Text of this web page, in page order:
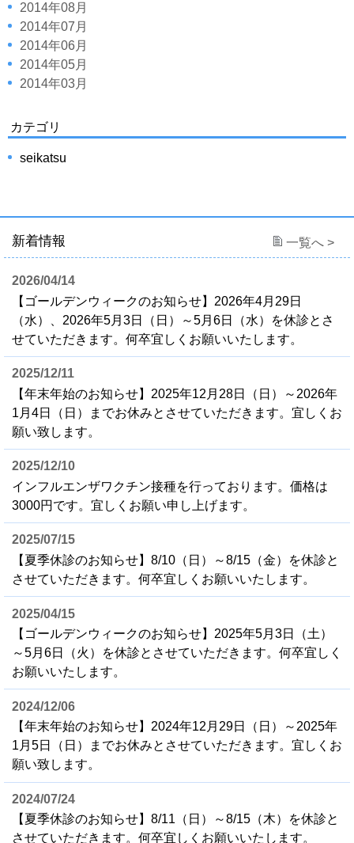
2014年08月
2014年07月
2014年06月
2014年05月
2014年03月
カテゴリ
seikatsu
新着情報 一覧へ >
2026/04/14
【ゴールデンウィークのお知らせ】2026年4月29日
（水）、2026年5月3日（日）～5月6日（水）を休診とさ
せていただきます。何卒宜しくお願いいたします。
2025/12/11
【年末年始のお知らせ】2025年12月28日（日）～2026年
1月4日（日）までお休みとさせていただきます。宜しくお
願い致します。
2025/12/10
インフルエンザワクチン接種を行っております。価格は
3000円です。宜しくお願い申し上げます。
2025/07/15
【夏季休診のお知らせ】8/10（日）～8/15（金）を休診と
させていただきます。何卒宜しくお願いいたします。
2025/04/15
【ゴールデンウィークのお知らせ】2025年5月3日（土）
～5月6日（火）を休診とさせていただきます。何卒宜しく
お願いいたします。
2024/12/06
【年末年始のお知らせ】2024年12月29日（日）～2025年
1月5日（日）までお休みとさせていただきます。宜しくお
願い致します。
2024/07/24
【夏季休診のお知らせ】8/11（日）～8/15（木）を休診と
させていただきます。何卒宜しくお願いいたします。